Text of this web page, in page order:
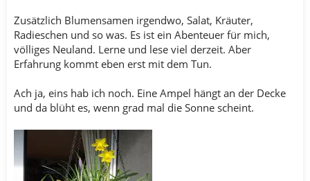
Zusätzlich Blumensamen irgendwo, Salat, Kräuter,
Radieschen und so was. Es ist ein Abenteuer für mich,
völliges Neuland. Lerne und lese viel derzeit. Aber
Erfahrung kommt eben erst mit dem Tun.
Ach ja, eins hab ich noch. Eine Ampel hängt an der Decke
und da blüht es, wenn grad mal die Sonne scheint.